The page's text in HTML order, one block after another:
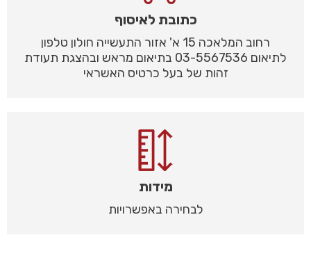
כתובת לאיסוף
רחוב המלאכה 15 א' אזור התעשייה חולון טלפון
לתיאום 03-5567536 בתיאום מראש ובהצגת תעודת
זהות של בעל כרטיס האשראי
מידות
לבחירה באפשרויות